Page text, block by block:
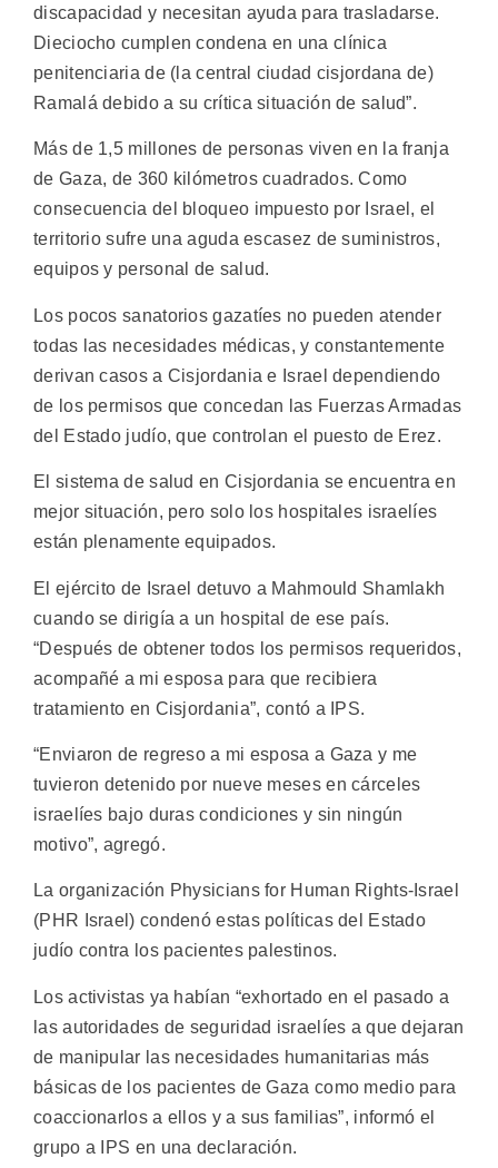
discapacidad y necesitan ayuda para trasladarse.
Dieciocho cumplen condena en una clínica
penitenciaria de (la central ciudad cisjordana de)
Ramalá debido a su crítica situación de salud”.
Más de 1,5 millones de personas viven en la franja
de Gaza, de 360 kilómetros cuadrados. Como
consecuencia del bloqueo impuesto por Israel, el
territorio sufre una aguda escasez de suministros,
equipos y personal de salud.
Los pocos sanatorios gazatíes no pueden atender
todas las necesidades médicas, y constantemente
derivan casos a Cisjordania e Israel dependiendo
de los permisos que concedan las Fuerzas Armadas
del Estado judío, que controlan el puesto de Erez.
El sistema de salud en Cisjordania se encuentra en
mejor situación, pero solo los hospitales israelíes
están plenamente equipados.
El ejército de Israel detuvo a Mahmould Shamlakh
cuando se dirigía a un hospital de ese país.
“Después de obtener todos los permisos requeridos,
acompañé a mi esposa para que recibiera
tratamiento en Cisjordania”, contó a IPS.
“Enviaron de regreso a mi esposa a Gaza y me
tuvieron detenido por nueve meses en cárceles
israelíes bajo duras condiciones y sin ningún
motivo”, agregó.
La organización Physicians for Human Rights-Israel
(PHR Israel) condenó estas políticas del Estado
judío contra los pacientes palestinos.
Los activistas ya habían “exhortado en el pasado a
las autoridades de seguridad israelíes a que dejaran
de manipular las necesidades humanitarias más
básicas de los pacientes de Gaza como medio para
coaccionarlos a ellos y a sus familias”, informó el
grupo a IPS en una declaración.